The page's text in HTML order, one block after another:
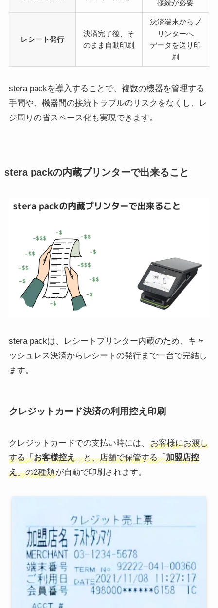
接続が必要
レシート発行
決済完了後、そ
のまま自動印刷
決済端末からプ
リンターへ
データを送り印
刷
stera packを導入することで、複数の機器を管理する
手間や、機器間の接続トラブルのリスクをなくし、レ
ジ周りの省スペース化も実現できます。
stera packの内蔵プリンターで出来ること
stera packは、レシートプリンター内蔵のため、キャ
ッシュレス決済からレシートの発行まで一台で完結し
ます。
クレジットカード決済の利用控え印刷
クレジットカードでの支払い時には、
お客様にお渡し
する「お客様控え」と、店舗で保管する「加盟店控
え」の2種類が自動で印刷されます。